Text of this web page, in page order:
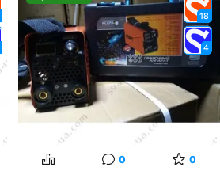
18
4
0 0